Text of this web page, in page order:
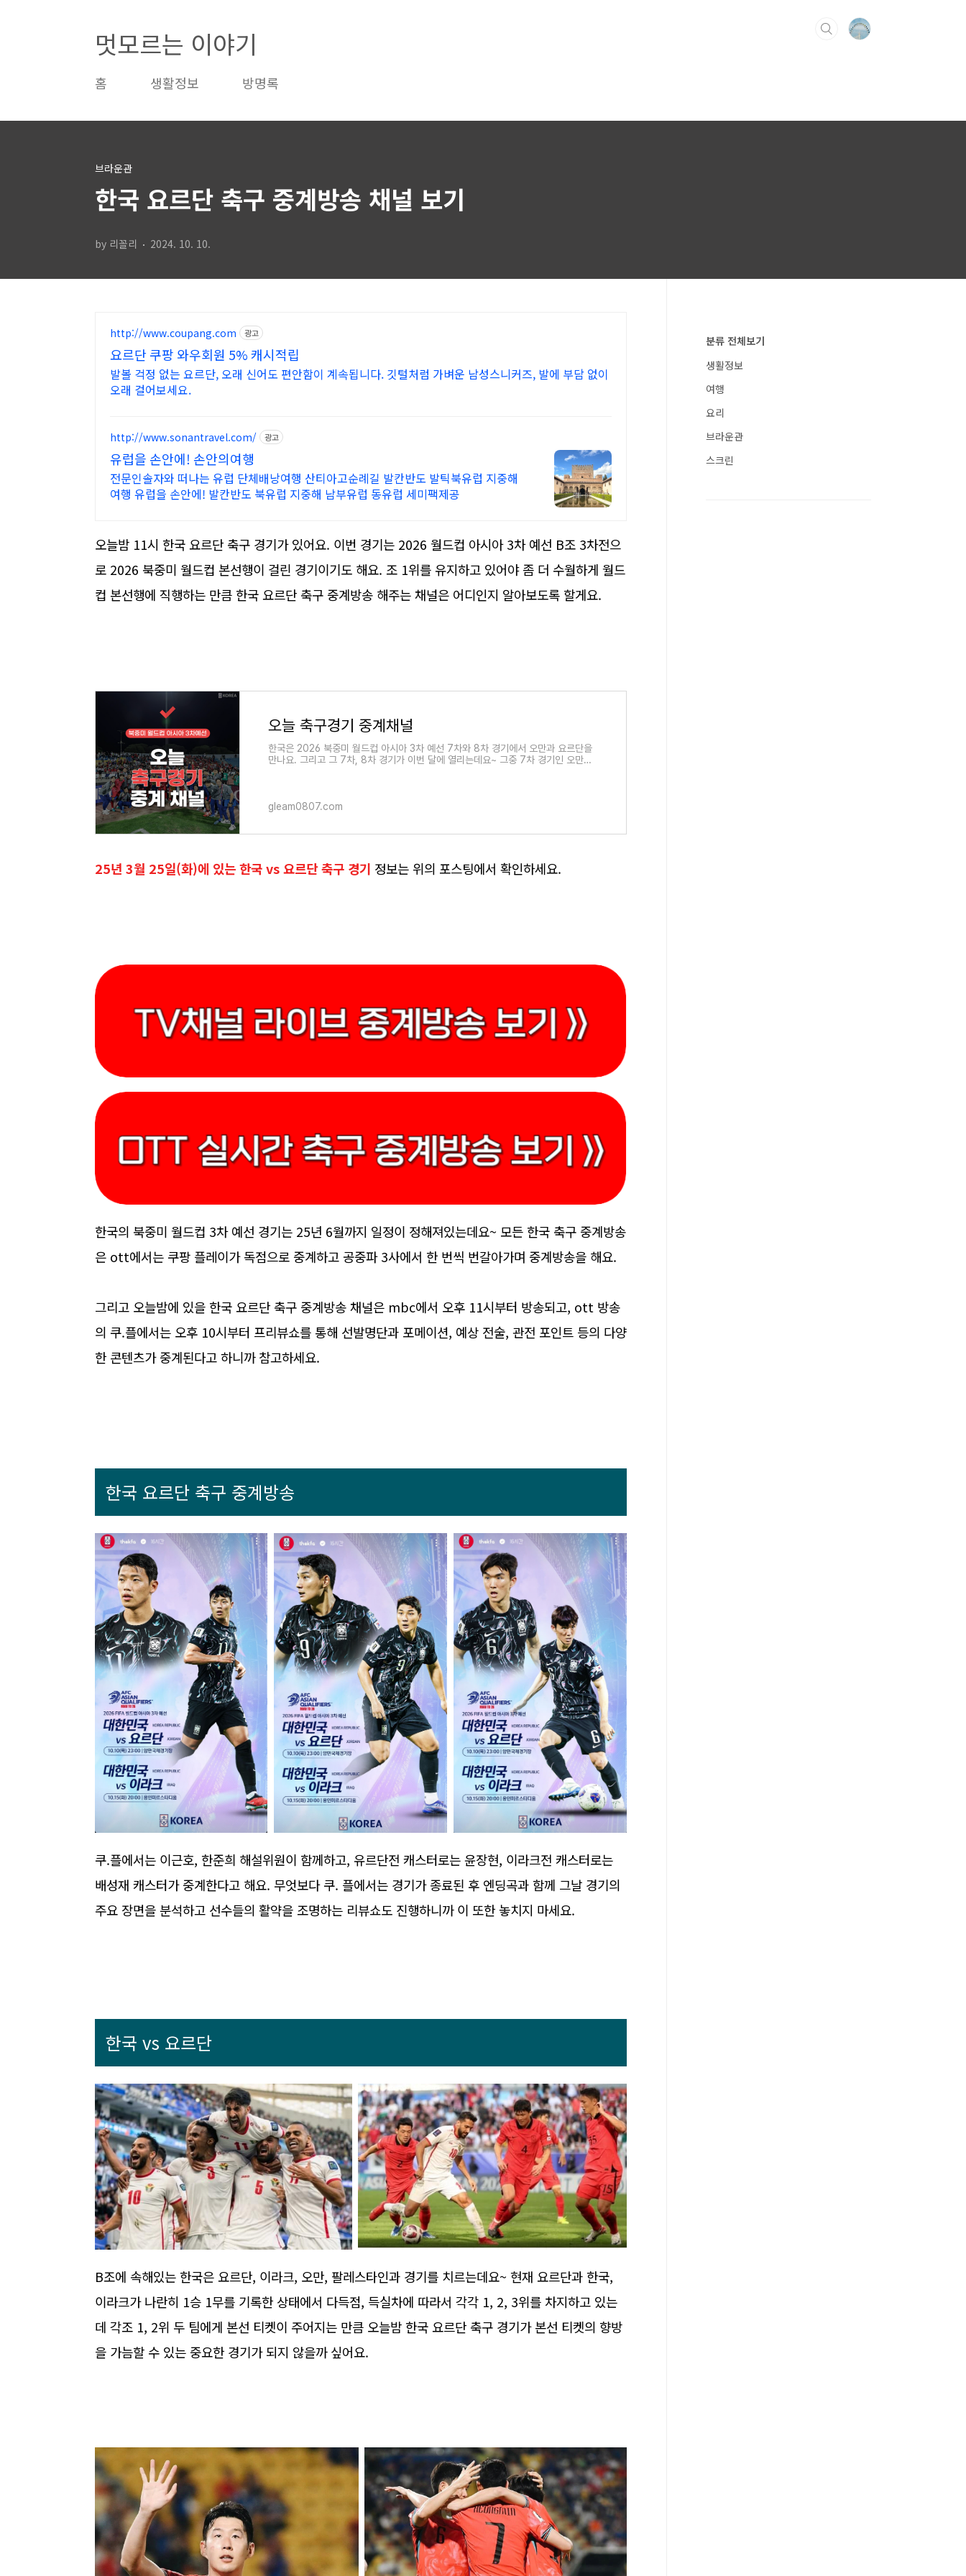
멋모르는 이야기
홈 생활정보 방명록
브라운관
한국 요르단 축구 중계방송 채널 보기
by 리꼴리 2024. 10. 10.
http://www.coupang.com 광고
요르단 쿠팡 와우회원 5% 캐시적립
발볼 걱정 없는 요르단, 오래 신어도 편안함이 계속됩니다. 깃털처럼 가벼운 남성스니커즈, 발에 부담 없이
오래 걸어보세요.
http://www.sonantravel.com/ 광고
유럽을 손안에! 손안의여행
전문인솔자와 떠나는 유럽 단체배낭여행 산티아고순례길 발칸반도 발틱북유럽 지중해
여행 유럽을 손안에! 발칸반도 북유럽 지중해 남부유럽 동유럽 세미팩제공
오늘밤 11시 한국 요르단 축구 경기가 있어요. 이번 경기는 2026 월드컵 아시아 3차 예선 B조 3차전으
로 2026 북중미 월드컵 본선행이 걸린 경기이기도 해요. 조 1위를 유지하고 있어야 좀 더 수월하게 월드
컵 본선행에 직행하는 만큼 한국 요르단 축구 중계방송 해주는 채널은 어디인지 알아보도록 할게요.
오늘 축구경기 중계채널
한국은 2026 북중미 월드컵 아시아 3차 예선 7차와 8차 경기에서 오만과 요르단을
만나요. 그리고 그 7차, 8차 경기가 이번 달에 열리는데요~ 그중 7차 경기인 오만전
gleam0807.com
25년 3월 25일(화)에 있는 한국 vs 요르단 축구 경기 정보는 위의 포스팅에서 확인하세요.
한국의 북중미 월드컵 3차 예선 경기는 25년 6월까지 일정이 정해져있는데요~ 모든 한국 축구 중계방송
은 ott에서는 쿠팡 플레이가 독점으로 중계하고 공중파 3사에서 한 번씩 번갈아가며 중계방송을 해요.
그리고 오늘밤에 있을 한국 요르단 축구 중계방송 채널은 mbc에서 오후 11시부터 방송되고, ott 방송
의 쿠.플에서는 오후 10시부터 프리뷰쇼를 통해 선발명단과 포메이션, 예상 전술, 관전 포인트 등의 다양
한 콘텐츠가 중계된다고 하니까 참고하세요.
한국 요르단 축구 중계방송
쿠.플에서는 이근호, 한준희 해설위원이 함께하고, 유르단전 캐스터로는 윤장현, 이라크전 캐스터로는
배성재 캐스터가 중계한다고 해요. 무엇보다 쿠. 플에서는 경기가 종료된 후 엔딩곡과 함께 그날 경기의
주요 장면을 분석하고 선수들의 활약을 조명하는 리뷰쇼도 진행하니까 이 또한 놓치지 마세요.
한국 vs 요르단
B조에 속해있는 한국은 요르단, 이라크, 오만, 팔레스타인과 경기를 치르는데요~ 현재 요르단과 한국,
이라크가 나란히 1승 1무를 기록한 상태에서 다득점, 득실차에 따라서 각각 1, 2, 3위를 차지하고 있는
데 각조 1, 2위 두 팀에게 본선 티켓이 주어지는 만큼 오늘밤 한국 요르단 축구 경기가 본선 티켓의 향방
을 가늠할 수 있는 중요한 경기가 되지 않을까 싶어요.
분류 전체보기
생활정보
여행
요리
브라운관
스크린